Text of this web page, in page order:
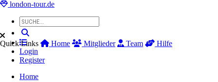
london-tour.de
Login
Register
Home
Quick Links Home Mitglieder Team Hilfe